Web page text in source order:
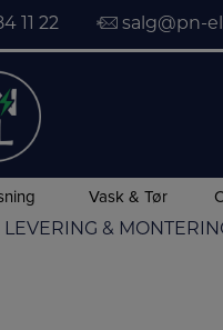
11 22 salg@pn-
Vask & Tør
LEVERING &